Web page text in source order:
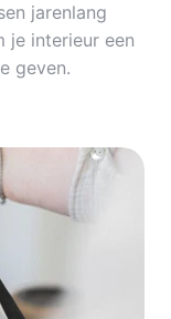
jarenlang
je interieur een
geven.